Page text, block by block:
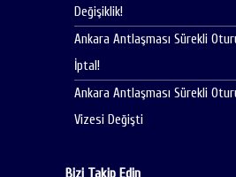
Değişiklik!
Ankara Antlaşması Sürekli
İptal!
Ankara Antlaşması Sürekli
Vizesi Değişti
Bizi Takip Edin